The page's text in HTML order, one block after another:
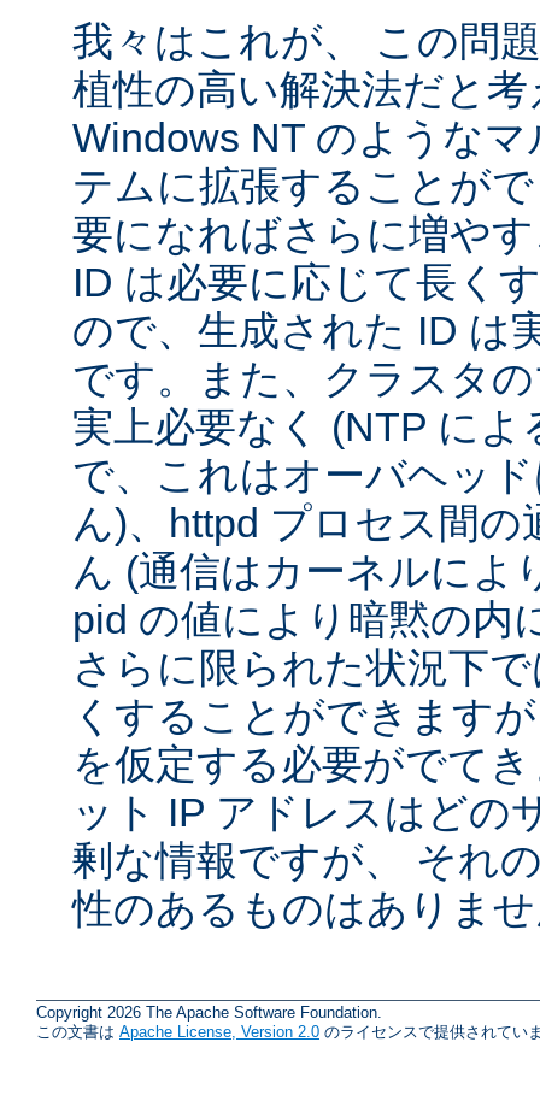
我々はこれが、 この問
植性の高い解決法だと
Windows NT のような
テムに拡張することが
要になればさらに増や
ID は必要に応じて長く
ので、生成された ID は
です。また、クラスタ
実上必要なく (NTP に
で、これはオーバヘッ
ん)、httpd プロセス間
ん (通信はカーネルによ
pid の値により暗黙の内
さらに限られた状況下
くすることができます
を仮定する必要がでて
ット IP アドレスはどの
剰な情報ですが、 それ
性のあるものはありま
Copyright 2026 The Apache Software Foundation.
この文書は Apache License, Version 2.0 のライセンスで提供されてい